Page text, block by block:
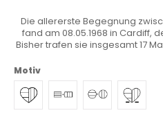
Die allererste Begegnung
fand am 08.05.1968 in Cardiff,
Bisher trafen sie insgesamt 17
und liebst in Deutschland aber
Heimatland? Du fühlst dich hin- und hergerissen und möchtest
am liebsten zwei
gleichzeitig tragen? Wir haben
Motiv